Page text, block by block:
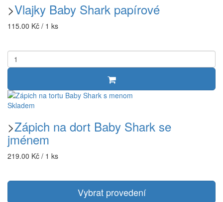
>Vlajky Baby Shark papírové
115.00 Kč / 1 ks
Skladem
>Zápich na dort Baby Shark se
jménem
219.00 Kč / 1 ks
Vybrat provedení